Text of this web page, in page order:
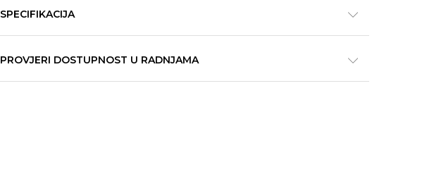
SPECIFIKACIJA
PROVJERI DOSTUPNOST U RADNJAMA